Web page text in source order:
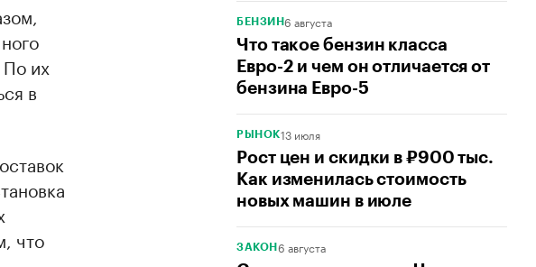
БЕНЗИН6 августа
Что такое бензин класса
Евро-2 и чем он отличается от
бензина Евро-5
РЫНОК13 июля
Рост цен и скидки в ₽900 тыс.
Как изменилась стоимость
новых машин в июле
ЗАКОН 6 августа
. По их
в
что